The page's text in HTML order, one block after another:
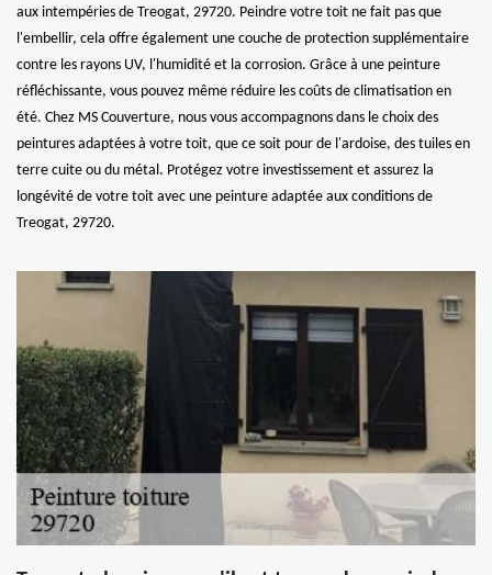
aux intempéries de Treogat, 29720. Peindre votre toit ne fait pas que
l'embellir, cela offre également une couche de protection supplémentaire
contre les rayons UV, l'humidité et la corrosion. Grâce à une peinture
réfléchissante, vous pouvez même réduire les coûts de climatisation en
été. Chez MS Couverture, nous vous accompagnons dans le choix des
peintures adaptées à votre toit, que ce soit pour de l'ardoise, des tuiles en
terre cuite ou du métal. Protégez votre investissement et assurez la
longévité de votre toit avec une peinture adaptée aux conditions de
Treogat, 29720.